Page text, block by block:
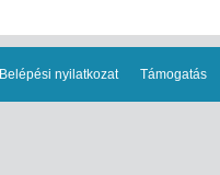
Belépési nyilatkozat Támogatás